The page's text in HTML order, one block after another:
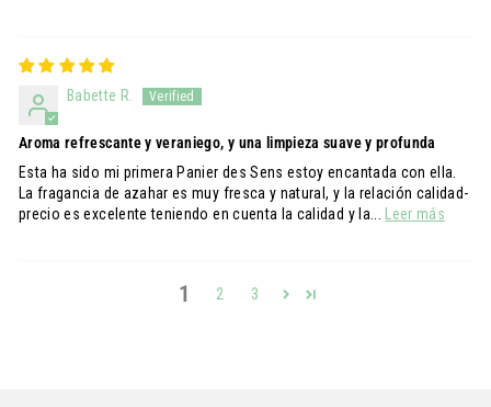
Babette R.
Aroma refrescante y veraniego, y una limpieza suave y profunda
Esta ha sido mi primera Panier des Sens estoy encantada con ella.
La fragancia de azahar es muy fresca y natural, y la relación calidad-
precio es excelente teniendo en cuenta la calidad y la...
Leer más
1 2 3